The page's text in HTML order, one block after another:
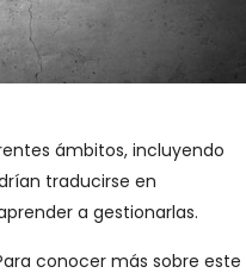
ámbitos, incluyendo
traducirse en
a gestionarlas.
conocer más sobre este